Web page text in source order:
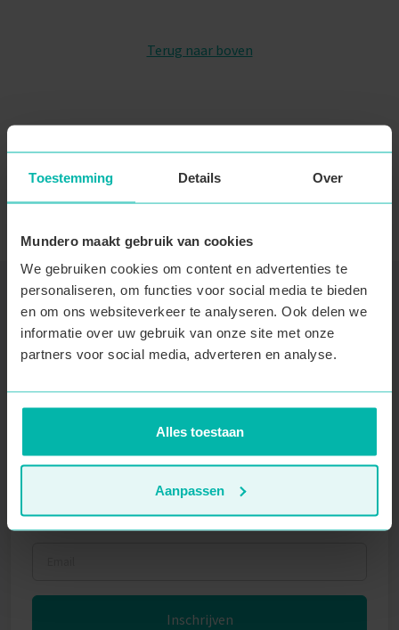
Toestemming Details Over
Mundero maakt gebruik van cookies
We gebruiken cookies om content en advertenties te
personaliseren, om functies voor social media te bieden
en om ons websiteverkeer te analyseren. Ook delen we
informatie over uw gebruik van onze site met onze
partners voor social media, adverteren en analyse.
Alles toestaan
Aanpassen
Terug naar boven
Mundero nieuwsbrief
Wil je op de hoogte blijven over Mundero? Abonneer je
dan nu op onze nieuwsbrief!
Inschrijven